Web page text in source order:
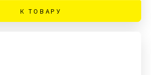
К ТОВАРУ